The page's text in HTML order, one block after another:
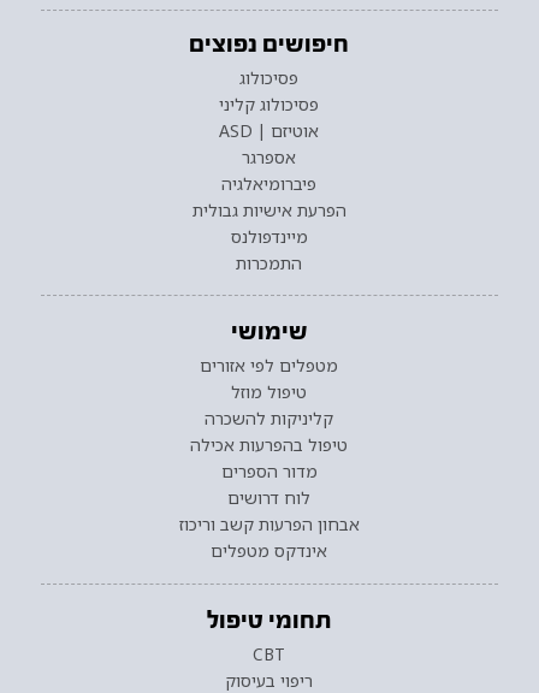
חיפושים נפוצים
פסיכולוג
פסיכולוג קליני
אוטיזם | ASD
אספרגר
פיברומיאלגיה
הפרעת אישיות גבולית
מיינדפולנס
התמכרות
שימושי
מטפלים לפי אזורים
טיפול מוזל
קליניקות להשכרה
טיפול בהפרעות אכילה
מדור הספרים
לוח דרושים
אבחון הפרעות קשב וריכוז
אינדקס מטפלים
תחומי טיפול
CBT
ריפוי בעיסוק